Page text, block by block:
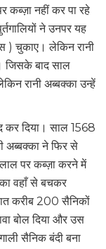
कब्ज़ा नहीं कर पा रहे
ने उनपर यह
) चुकाए। लेकिन रानी
जिसके बाद साल
रानी अब्बक्का उन्हें
कर दिया। साल 1568
अब्बक्का ने फिर से
पर कब्ज़ा करने में
वहाँ से बचकर
करीब 200 सैनिकों
बोल दिया और उस
सैनिक बंदी बना